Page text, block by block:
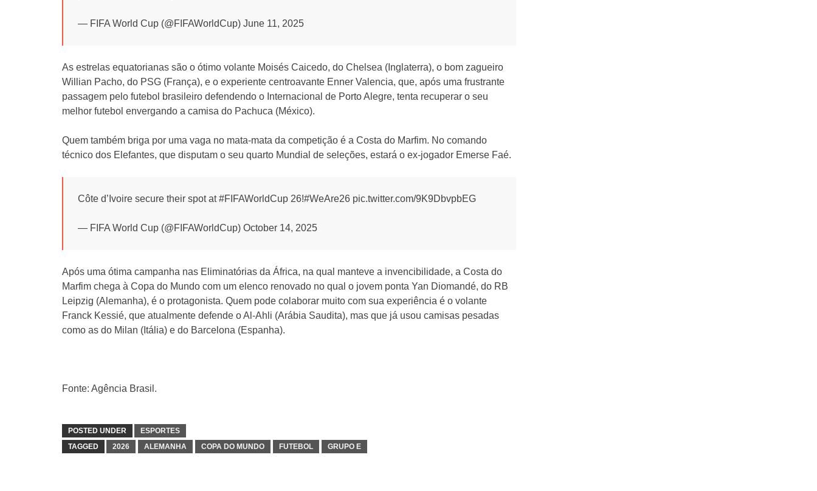
— FIFA World Cup (@FIFAWorldCup) June 11, 2025
As estrelas equatorianas são o ótimo volante Moisés Caicedo, do Chelsea (Inglaterra), o bom zagueiro
Willian Pacho, do PSG (França), e o experiente centroavante Enner Valencia, que, após uma frustrante
passagem pelo futebol brasileiro defendendo o Internacional de Porto Alegre, tenta recuperar o seu
melhor futebol envergando a camisa do Pachuca (México).
Quem também briga por uma vaga no mata-mata da competição é a Costa do Marfim. No comando
técnico dos Elefantes, que disputam o seu quarto Mundial de seleções, estará o ex-jogador Emerse Faé.
Côte d’Ivoire secure their spot at #FIFAWorldCup 26!#WeAre26 pic.twitter.com/9K9DbvpbEG
— FIFA World Cup (@FIFAWorldCup) October 14, 2025
Após uma ótima campanha nas Eliminatórias da África, na qual manteve a invencibilidade, a Costa do
Marfim chega à Copa do Mundo com um elenco renovado no qual o jovem ponta Yan Diomandé, do RB
Leipzig (Alemanha), é o protagonista. Quem pode colaborar muito com sua experiência é o volante
Franck Kessié, que atualmente defende o Al-Ahli (Arábia Saudita), mas que já usou camisas pesadas
como as do Milan (Itália) e do Barcelona (Espanha).
Fonte: Agência Brasil.
POSTED UNDER
ESPORTES
TAGGED
2026 ALEMANHA COPA DO MUNDO FUTEBOL GRUPO E